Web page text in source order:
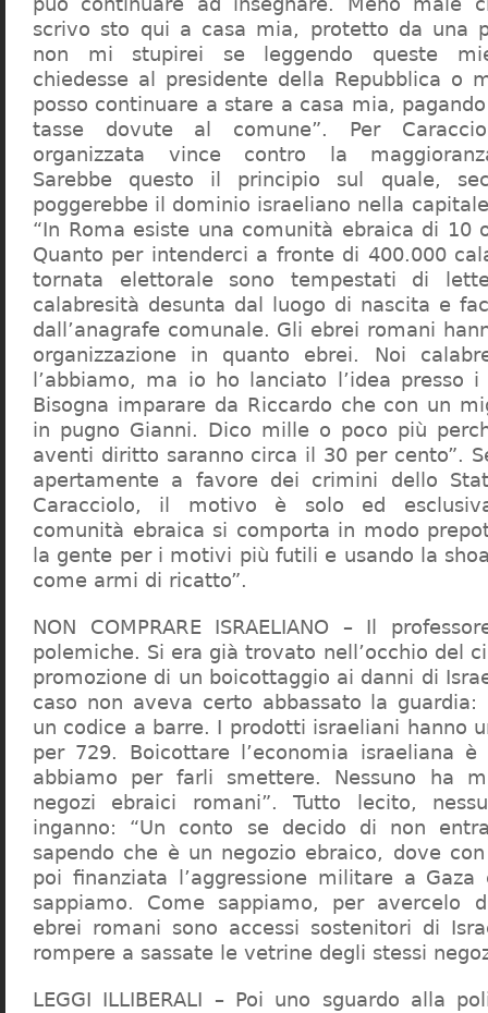
scrivo sto qui a casa mia, protetto da una
non mi stupirei se leggendo queste
chiedesse al presidente della Repubblica o
posso continuare a stare a casa mia,
tasse dovute al comune”. Per
organizzata vince contro la
Sarebbe questo il principio sul quale,
poggerebbe il dominio israeliano nella
“In Roma esiste una comunità ebraica di 10
Quanto per intenderci a fronte di 400.000
tornata elettorale sono tempestati di
calabresità desunta dal luogo di nascita e
dall’anagrafe comunale. Gli ebrei romani
organizzazione in quanto ebrei. Noi
l’abbiamo, ma io ho lanciato l’idea presso
Bisogna imparare da Riccardo che con un
in pugno Gianni. Dico mille o poco più
aventi diritto saranno circa il 30 per cento”.
apertamente a favore dei crimini dello
Caracciolo, il motivo è solo ed
comunità ebraica si comporta in modo
la gente per i motivi più futili e usando la
come armi di ricatto”.
NON COMPRARE ISRAELIANO – Il
polemiche. Si era già trovato nell’occhio del
promozione di un boicottaggio ai danni di
caso non aveva certo abbassato la guardia:
un codice a barre. I prodotti israeliani hanno
per 729. Boicottare l’economia israeliana è
abbiamo per farli smettere. Nessuno ha
negozi ebraici romani”. Tutto lecito,
inganno: “Un conto se decido di non
sapendo che è un negozio ebraico, dove
poi finanziata l’aggressione militare a
sappiamo. Come sappiamo, per avercelo
ebrei romani sono accessi sostenitori di
rompere a sassate le vetrine degli stessi
LEGGI ILLIBERALI – Poi uno sguardo alla